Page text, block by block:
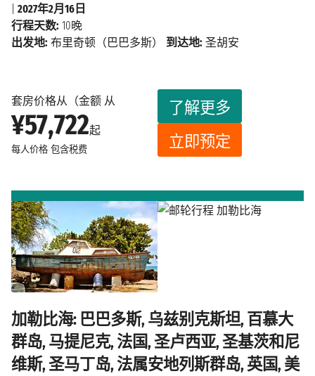
套房价格从（金额 从
¥57,722起
每人价格 包含税费
了解更多
立即预定
2027年2月16日
行程天数: 10晚
出发地: 布里奇顿（巴巴多斯） 到达地: 圣胡安
加勒比海: 巴巴多斯, 乌兹别克斯坦, 百慕大
群岛, 马提尼克, 法国, 圣卢西亚, 圣基茨和尼
维斯, 圣马丁岛, 法属安地列斯群岛, 英国, 美